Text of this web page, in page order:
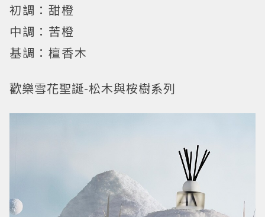
初調：甜橙
中調：苦橙
基調：檀香木
歡樂雪花聖誕-松木與桉樹系列